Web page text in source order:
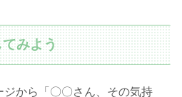
みよう
から「〇〇さん、その気持